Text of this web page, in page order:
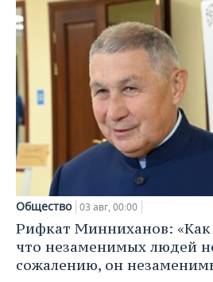
Общество 03 авг, 00:00
Рифкат Минниханов:
что незаменимых людей
сожалению, он